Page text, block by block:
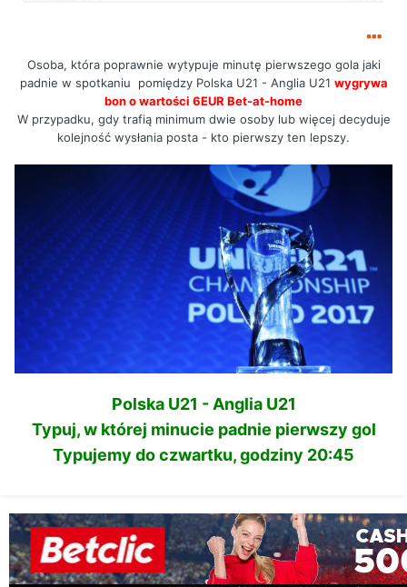
Osoba, która poprawnie wytypuje minutę pierwszego gola jaki
padnie w spotkaniu pomiędzy Polska U21 - Anglia U21 wygrywa
bon o wartości 6EUR Bet-at-home
W przypadku, gdy trafią minimum dwie osoby lub więcej decyduje
kolejność wysłania posta - kto pierwszy ten lepszy.
Polska U21 - Anglia U21
Typuj, w której minucie padnie pierwszy gol
Typujemy do czwartku, godziny 20:45